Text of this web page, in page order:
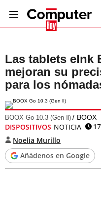
Las tablets eInk
mejoran su
para los
BOOX Go 10.3 (Gen Ⅱ) BOOX
DISPOSITIVOS NOTICIA
Noelia Murillo
Añádenos en Google